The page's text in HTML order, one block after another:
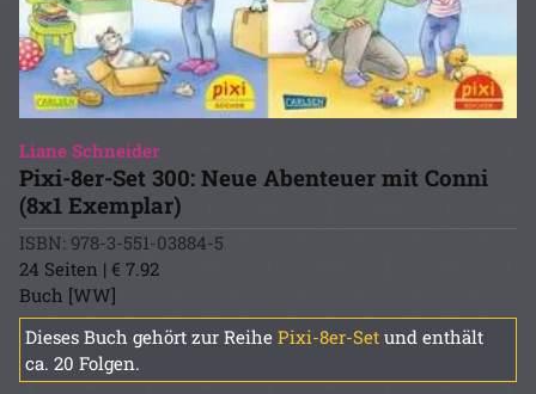
Liane Schneider
Pixi-8er-Set 300: Neue Abenteuer mit Conni
(8x1 Exemplar)
ISBN: 978-3-551-03884-5
24 Seiten | € 7.92
Buch [WW]
Dieses Buch gehört zur Reihe Pixi-8er-Set und enthält
ca. 20 Folgen.